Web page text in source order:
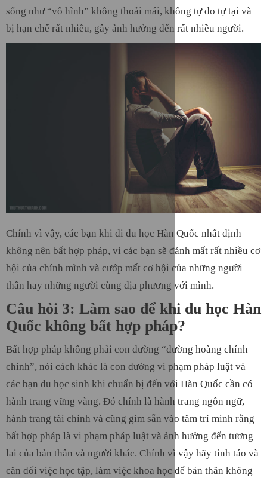
sống như “vô hình” không thoải mái, không tự do tự tại và
bị hạn chế rất nhiều, gây ảnh hưởng đến rất nhiều người.
Chính vì vậy, các bạn khi đi du học Hàn Quốc nhất định
không nên bất hợp pháp, vì các bạn sẽ đánh mất rất nhiều cơ
hội của chính mình và cướp mất cơ hội của những người
thân hay những người cùng địa phương với mình.
Câu hỏi 3: Làm sao để khi du học Hàn
Quốc không bất hợp pháp?
Bất hợp pháp không phải con đường “đường hoàng chính
chính”, nói cách khác là con đường vi phạm pháp luật và
các bạn du học sinh khi chuẩn bị đến với Hàn Quốc cần có
hành trang vững vàng. Đó chính là hành trang ngôn ngữ,
hành trang tài chính và cũng gim sẵn vào tâm trí mình rằng
bất hợp pháp là vi phạm pháp luật và ảnh hưởng đến tương
lai của bản thân và người khác. Chính vì vậy hãy tỉnh táo và
cân đối việc học tập, làm việc khoa học để bản thân không